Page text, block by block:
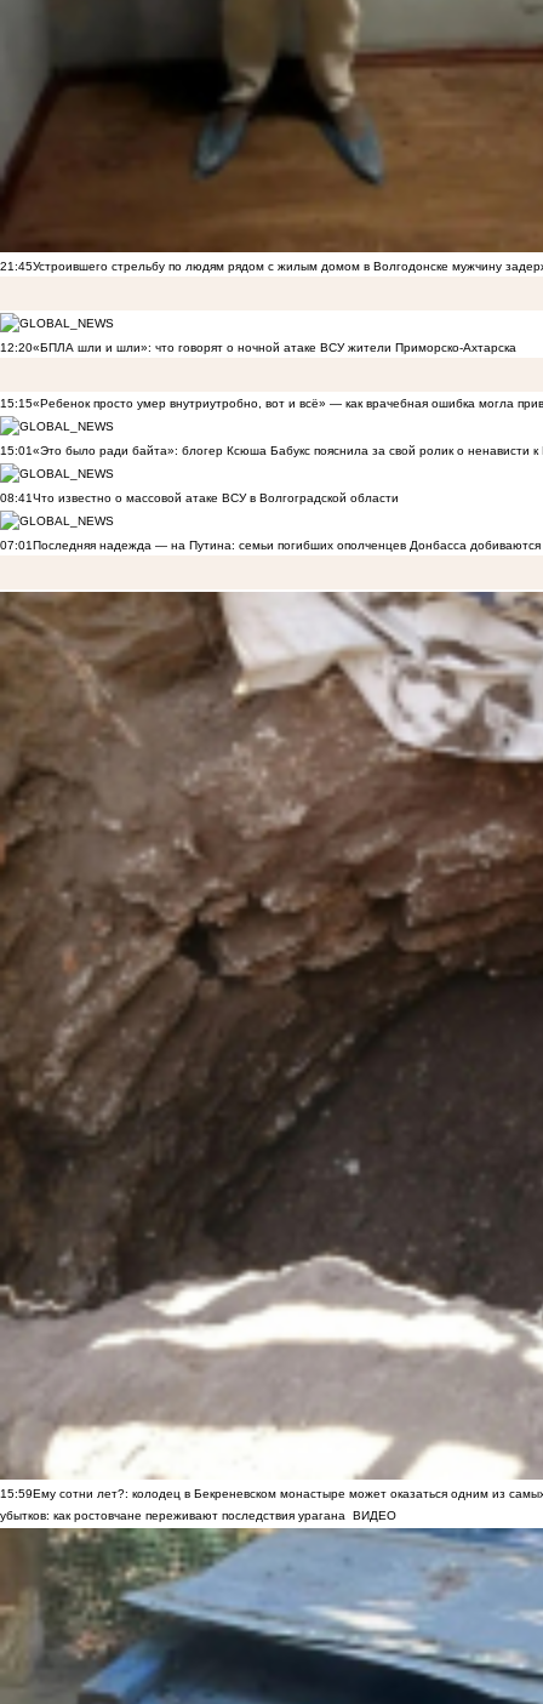
21:45Устроившего стрельбу по людям рядом с жилым домом в Волгодонске мужчину
12:20«БПЛА шли и шли»: что говорят о ночной атаке ВСУ жители Приморско-Ахтарска
15:15«Ребенок просто умер внутриутробно, вот и всё» — как врачебная ошибка могла
15:01«Это было ради байта»: блогер Ксюша Бабукс пояснила за свой ролик о ненависти
08:41Что известно о массовой атаке ВСУ в Волгоградской области
07:01Последняя надежда — на Путина: семьи погибших ополченцев Донбасса добиваются
15:59Ему сотни лет?: колодец в Бекреневском монастыре может оказаться одним из
убытков: как ростовчане переживают последствия урагана
ВИДЕО